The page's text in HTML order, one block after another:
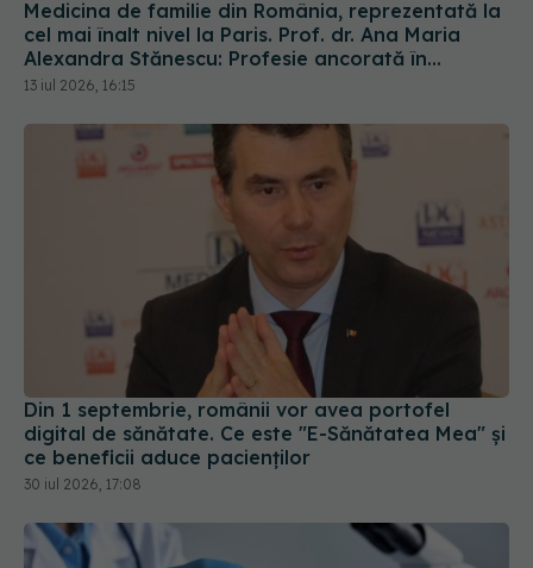
comunitate
13 iul 2026, 16:15
Din 1 septembrie, românii vor avea portofel
digital de sănătate. Ce este "E-Sănătatea Mea" și
ce beneficii aduce pacienților
30 iul 2026, 17:08